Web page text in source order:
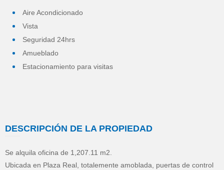
Aire Acondicionado
Vista
Seguridad 24hrs
Amueblado
Estacionamiento para visitas
DESCRIPCIÓN DE LA PROPIEDAD
Se alquila oficina de 1,207.11 m2.
Ubicada en Plaza Real, totalemente amoblada, puertas de control